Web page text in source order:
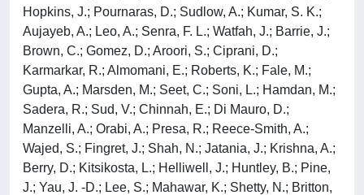
Hopkins, J.; Pournaras, D.; Sudlow, A.; Kumar, S. K.;
Aujayeb, A.; Leo, A.; Senra, F. L.; Watfah, J.; Barrie, J.;
Brown, C.; Gomez, D.; Aroori, S.; Ciprani, D.;
Karmarkar, R.; Almomani, E.; Roberts, K.; Fale, M.;
Gupta, A.; Marsden, M.; Seet, C.; Soni, L.; Hamdan, M.;
Sadera, R.; Sud, V.; Chinnah, E.; Di Mauro, D.;
Manzelli, A.; Orabi, A.; Presa, R.; Reece-Smith, A.;
Wajed, S.; Fingret, J.; Shah, N.; Jatania, J.; Krishna, A.;
Berry, D.; Kitsikosta, L.; Helliwell, J.; Huntley, B.; Pine,
J.; Yau, J. -D.; Lee, S.; Mahawar, K.; Shetty, N.; Britton,